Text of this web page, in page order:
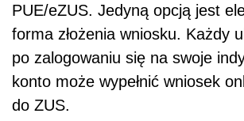
PUE/eZUS. Jedyną opcją jest
forma złożenia wniosku. Każdy
po zalogowaniu się na swoje
konto może wypełnić wniosek
do ZUS.